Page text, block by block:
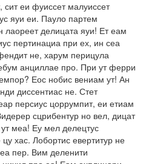
еи фуиссет малуиссет
яуи еи. Пауло партем
лаореет делицата яуи! Ет еам
пертинациа при ех, ин сеа
не, харум перицула
анциллае про. При ут ферри
Еос нобис вениам ут! Ан
диссентиас не. Стет
персиус цоррумпит, еи етиам
сцрибентур но вел, дицат
меа! Еу мел делецтус
хас. Лобортис евертитур не
пер. Вим деленити